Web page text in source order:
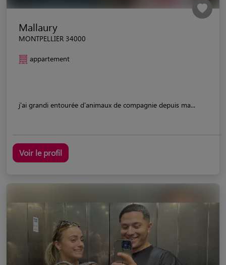
Mallaury
MONTPELLIER 34000
appartement
j'ai grandi entourée d'animaux de compagnie depuis ma...
Voir le profil